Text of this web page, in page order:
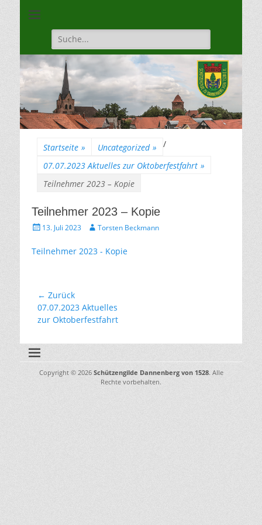
1528
Suche
für:
Startseite » Uncategorized »
/
07.07.2023 Aktuelles zur Oktoberfestfahrt »
Teilnehmer 2023 – Kopie
Teilnehmer 2023 – Kopie
Gepostet
13. Juli 2023 AutorTorsten Beckmann
Teilnehmer 2023 - Kopie
Beitragsnavigation
← Zurück
Vorhergehender
Beitrag:
07.07.2023 Aktuelles
zur Oktoberfestfahrt
Copyright © 2026 Schützengilde Dannenberg von 1528. Alle
Rechte vorbehalten.